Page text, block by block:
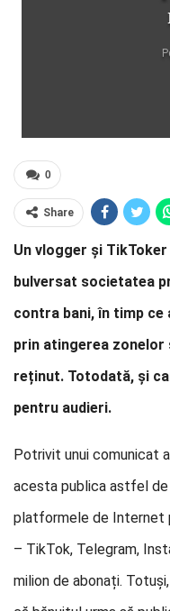
0
Share
Un vlogger și
bulversat societatea
contra bani, în timp
prin atingerea zonelor
reținut. Totodată, și
pentru audieri.
Potrivit unui comunicat
acesta publica astfel
platformele de Internet
– TikTok, Telegram,
milion de abonați.